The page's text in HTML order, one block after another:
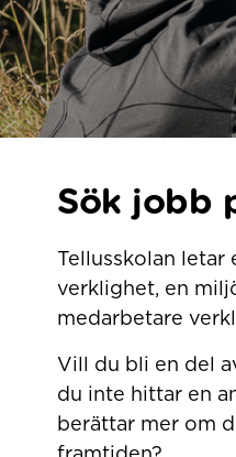
Sök jobb
Tellusskolan letar
verklighet, en
medarbetare
Vill du bli en del
du inte hittar en
berättar mer om